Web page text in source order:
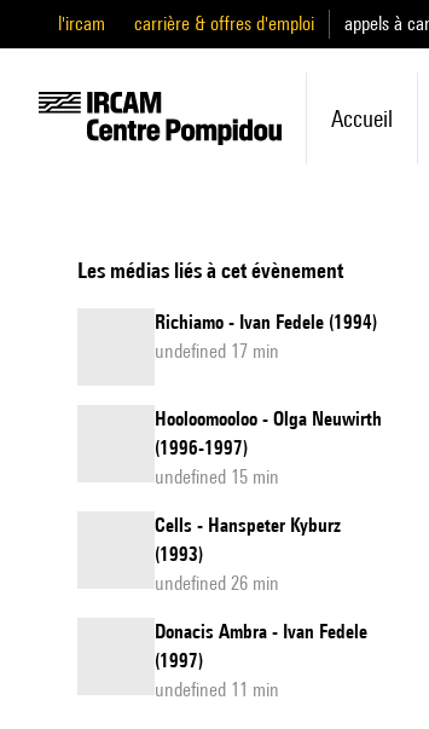
l'ircam carrière & offres d'emploi appels à
Accueil
Les médias liés à cet évènement
Richiamo - Ivan Fedele (1994)
undefined 17 min
Hooloomooloo - Olga Neuwirth
(1996-1997)
undefined 15 min
Cells - Hanspeter Kyburz
(1993)
undefined 26 min
Donacis Ambra - Ivan Fedele
(1997)
undefined 11 min